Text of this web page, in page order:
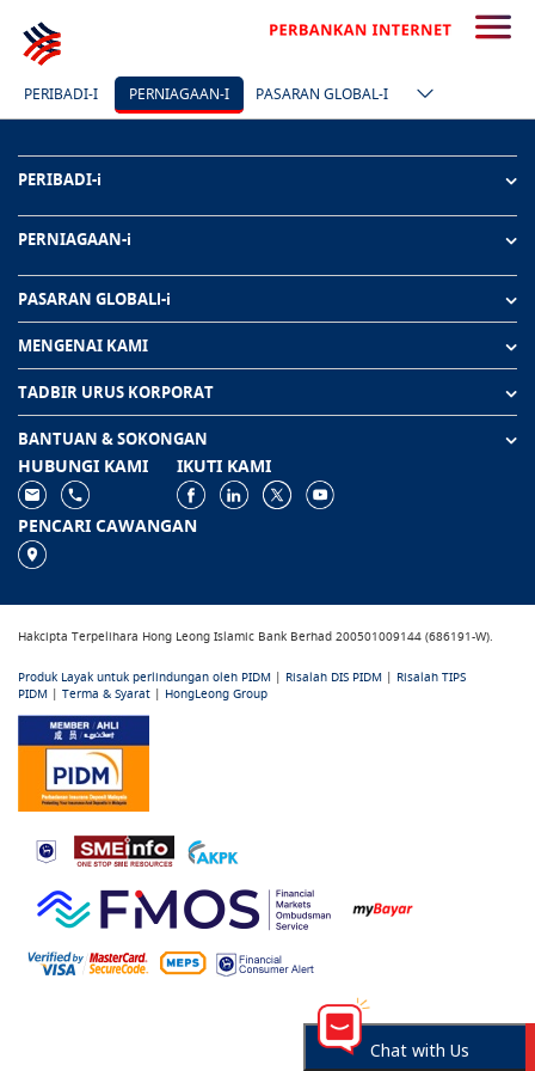
PERIBADI-I PERNIAGAAN-I PASARAN GLOBAL-I
PERIBADI-i
PERNIAGAAN-i
PASARAN GLOBALl-i
MENGENAI KAMI
TADBIR URUS KORPORAT
BANTUAN & SOKONGAN
HUBUNGI KAMI IKUTI KAMI
PENCARI CAWANGAN
Hakcipta Terpelihara Hong Leong Islamic Bank Berhad 200501009144 (686191-W).
Produk Layak untuk perlindungan oleh PIDM | Risalah DIS PIDM | Risalah TIPS
PIDM | Terma & Syarat | HongLeong Group